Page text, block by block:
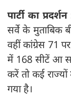
पार्टी का प्रदर्शन
सर्वे के मुताबिक
वहीं कांग्रेस 71
में 168 सीटें आ
करें तो कई
गया है।